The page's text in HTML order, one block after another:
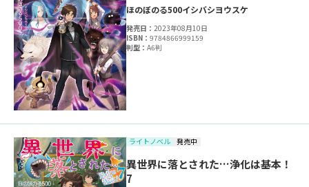
ほのぼのる500イシバシヨウスケ
発売日：2023年08月10日
ISBN：9784866999159
判型：A6判
ライトノベル 発売中
異世界に落とされた…浄化は基本！
7